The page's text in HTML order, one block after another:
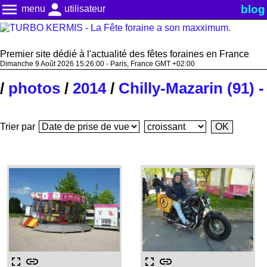
menu menu person utilisateur blog
Premier site dédié à l'actualité des fêtes foraines en France
Dimanche 9 Août 2026 15:26:01 - Paris, France GMT +02:00
/ photos / 2014/ Chilly-Mazarin (91)
Trier par
fullscreen link fullscreen link